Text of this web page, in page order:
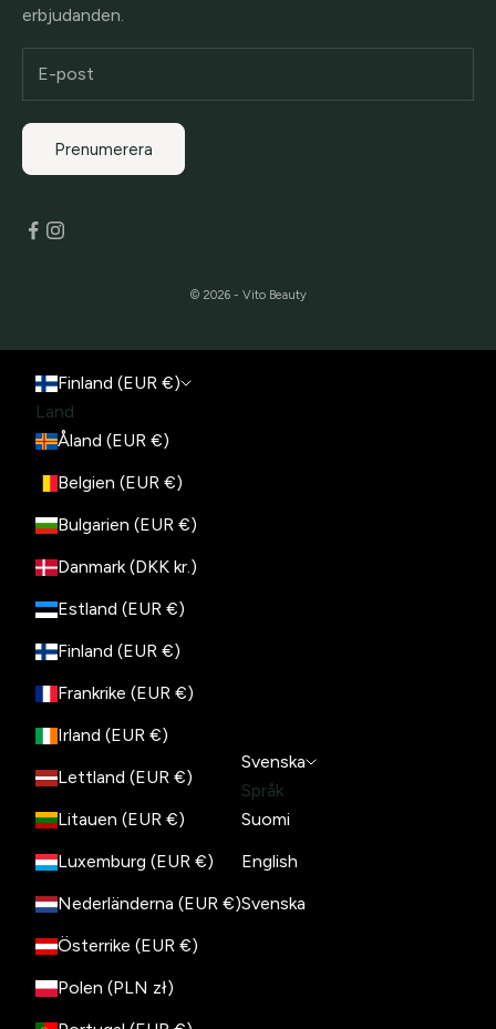
erbjudanden.
Prenumerera
© 2026 - Vito Beauty
Finland (EUR €)
Land
Åland (EUR €)
Belgien (EUR €)
Bulgarien (EUR €)
Danmark (DKK kr.)
Estland (EUR €)
Finland (EUR €)
Frankrike (EUR €)
Irland (EUR €)
Lettland (EUR €)
Litauen (EUR €)
Luxemburg (EUR €)
Nederländerna (EUR €)
Österrike (EUR €)
Polen (PLN zł)
Svenska
Språk
Suomi
English
Svenska